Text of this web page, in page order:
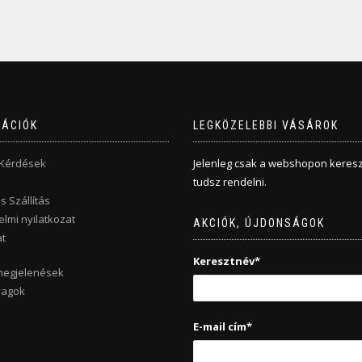
Szállítás
nyilatkozat
LEGKÖZELEBBI VÁSÁROK
Jelenleg csak a webshopon
tudsz rendelni.
AKCIÓK, ÚJDONSÁGOK
Keresztnév*
E-mail cím*